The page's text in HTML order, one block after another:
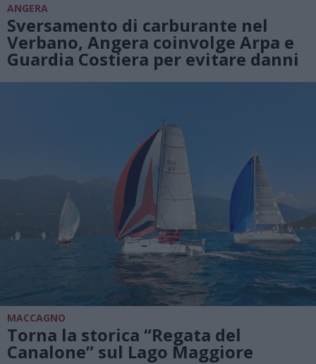
ANGERA
Sversamento di carburante nel
Verbano, Angera coinvolge Arpa e
Guardia Costiera per evitare danni
MACCAGNO
Torna la storica “Regata del
Canalone” sul Lago Maggiore